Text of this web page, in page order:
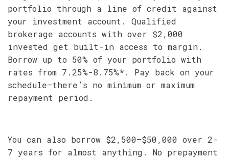
portfolio through a line of credit against
your investment account. Qualified
brokerage accounts with over $2,000
invested get built-in access to margin.
Borrow up to 50% of your portfolio with
rates from 7.25%-8.75%*. Pay back on your
schedule—there’s no minimum or maximum
repayment period.
You can also borrow $2,500–$50,000 over 2-
7 years for almost anything. No prepayment